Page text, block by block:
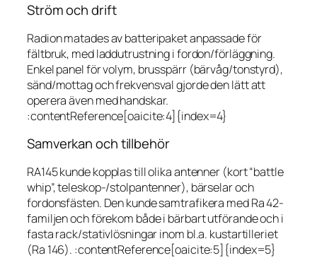
Ström och drift
Radion matades av batteripaket anpassade för
fältbruk, med laddutrustning i fordon/förläggning.
Enkel panel för volym, brusspärr (bärvåg/tonstyrd),
sänd/mottag och frekvensval gjorde den lätt att
operera även med handskar.
:contentReference[oaicite:4]{index=4}
Samverkan och tillbehör
RA145 kunde kopplas till olika antenner (kort “battle
whip”, teleskop-/stolpantenner), bärselar och
fordonsfästen. Den kunde samtrafikera med Ra 42-
familjen och förekom både i bärbart utförande och i
fasta rack/stativlösningar inom bl.a. kustartilleriet
(Ra 146). :contentReference[oaicite:5]{index=5}